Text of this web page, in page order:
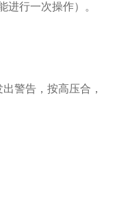
行一次操作）。
警告，按高压合，